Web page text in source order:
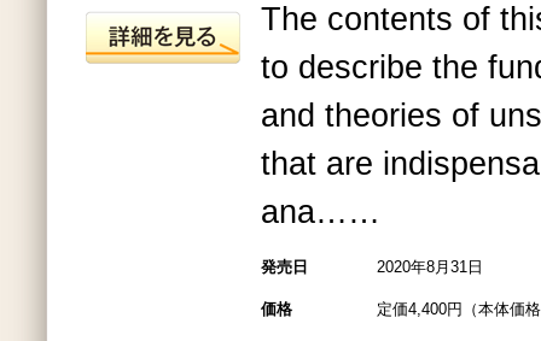
The contents of
to describe the
and theories of
that are
ana……
発売日 2020年8月31日
価格 定価4,400円（本体価